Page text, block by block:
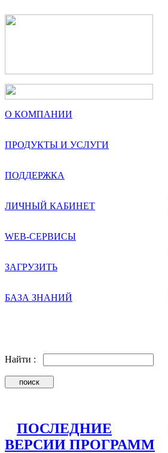
О КОМПАНИИ
ПРОДУКТЫ И УСЛУГИ
ПОДДЕРЖКА
ЛИЧНЫЙ КАБИНЕТ
WEB-СЕРВИСЫ
ЗАГРУЗИТЬ
БАЗА ЗНАНИЙ
Найти :
ПОСЛЕДНИЕ
ВЕРСИИ ПРОГРАММ